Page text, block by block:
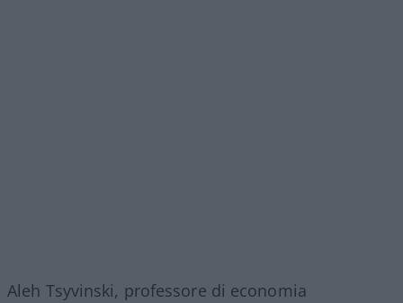
Aleh Tsyvinski, professore di economia